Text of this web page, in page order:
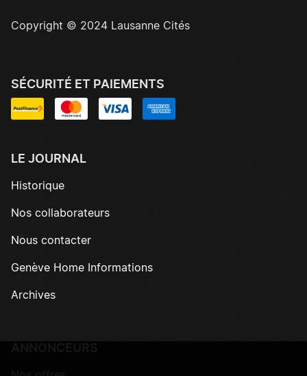
Copyright © 2024 Lausanne Cités
SÉCURITÉ ET PAIEMENTS
LE JOURNAL
Historique
Nos collaborateurs
Nous contacter
Genève Home Informations
Archives